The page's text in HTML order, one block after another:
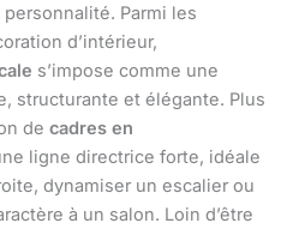
Parmi les
d’intérieur,
s’impose comme une
structurante et élégante. Plus
de cadres en
ligne directrice forte, idéale
dynamiser un escalier ou
à un salon. Loin d’être